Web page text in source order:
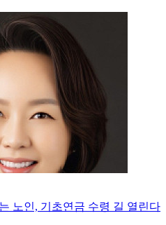
노인, 기초연금 수령 길 열린다